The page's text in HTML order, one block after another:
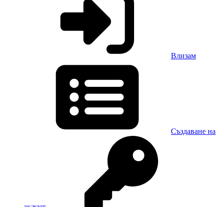
Влизам
Създаване на